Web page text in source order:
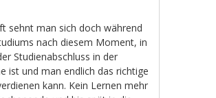
sehnt man sich doch während
nach diesem Moment, in
Studienabschluss in der
ist und man endlich das richtige
kann. Kein Lernen mehr